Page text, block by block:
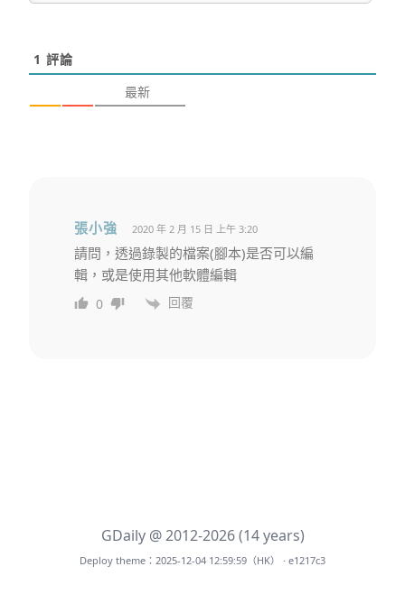
1 評論
最新
張小強 2020 年 2 月 15 日 上午 3:20
請問，透過錄製的檔案(腳本)是否可以編
輯，或是使用其他軟體編輯
0 回覆
GDaily @ 2012-2026 (14 years)
Deploy theme：2025-12-04 12:59:59（HK） · e1217c3